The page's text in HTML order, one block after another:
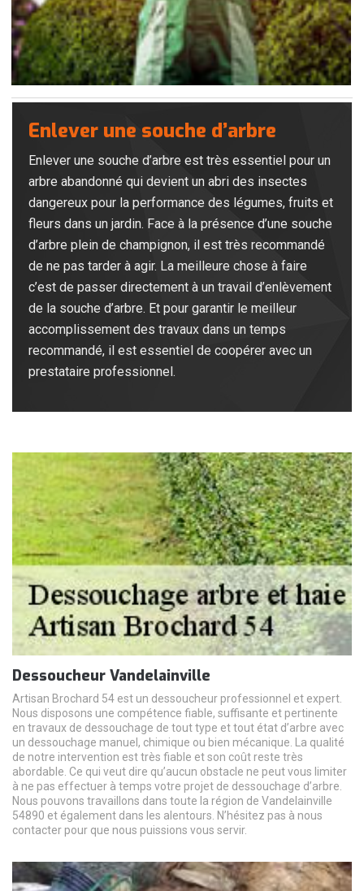
Enlever une souche d’arbre
Enlever une souche d’arbre est très essentiel pour un
arbre abandonné qui devient un abri des insectes
dangereux pour la performance des légumes, fruits et
fleurs dans un jardin. Face à la présence d’une souche
d’arbre plein de champignon, il est très recommandé
de ne pas tarder à agir. La meilleure chose à faire
c’est de passer directement à un travail d’enlèvement
de la souche d’arbre. Et pour garantir le meilleur
accomplissement des travaux dans un temps
recommandé, il est essentiel de coopérer avec un
prestataire professionnel.
Dessoucheur Vandelainville
Artisan Brochard 54 est un dessoucheur professionnel et expert.
Nous disposons une compétence fiable, suffisante et pertinente
en travaux de dessouchage de tout type et tout état d’arbre avec
un dessouchage manuel, chimique ou bien mécanique. La qualité
de notre intervention est très fiable et son coût reste très
abordable. Ce qui veut dire qu’aucun obstacle ne peut vous limiter
à ne pas effectuer à temps votre projet de dessouchage d’arbre.
Nous pouvons travaillons dans toute la région de Vandelainville
54890 et également dans les alentours. N’hésitez pas à nous
contacter pour que nous puissions vous servir.